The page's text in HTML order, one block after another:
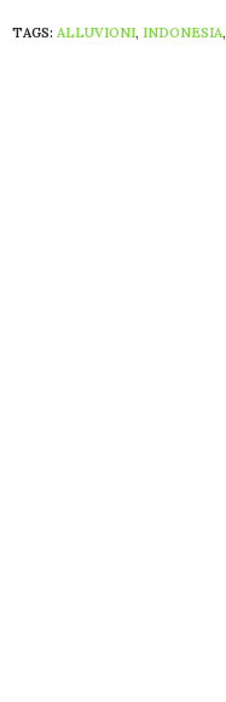
TAGS: ALLUVIONI, INDONESIA,